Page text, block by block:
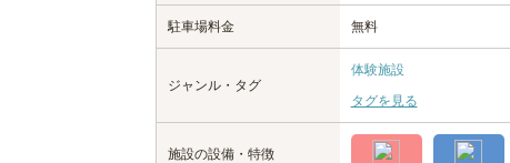
駐車場料金 無料
ジャンル・タグ
体験施設
タグを見る
施設の設備・特徴